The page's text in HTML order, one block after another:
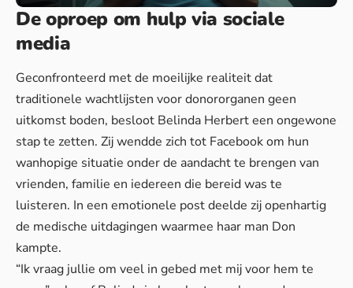
De oproep om hulp via sociale
media
Geconfronteerd met de moeilijke realiteit dat
traditionele wachtlijsten voor donororganen geen
uitkomst boden, besloot Belinda Herbert een ongewone
stap te zetten. Zij wendde zich tot Facebook om hun
wanhopige situatie onder de aandacht te brengen van
vrienden, familie en iedereen die bereid was te
luisteren. In een emotionele post deelde zij openhartig
de medische uitdagingen waarmee haar man Don
kampte.
“Ik vraag jullie om veel in gebed met mij voor hem te